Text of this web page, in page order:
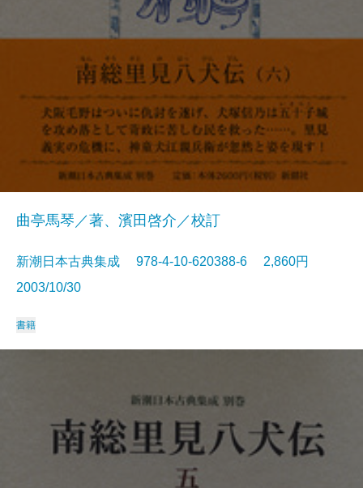
曲亭馬琴／著、濱田啓介／校訂
新潮日本古典集成 978-4-10-620388-6 2,860円
2003/10/30
書籍